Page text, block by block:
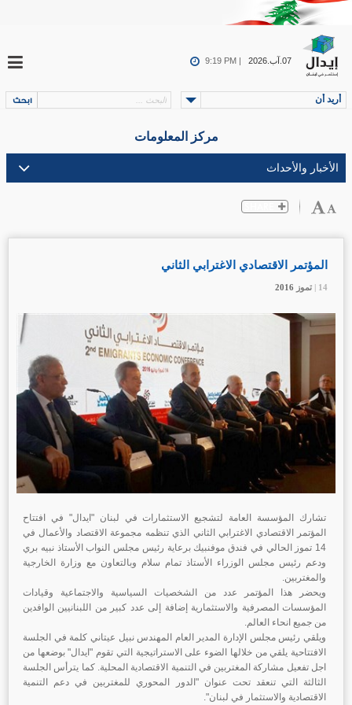
07.آب.2026 9:19 PM |
أريد أن
مركز المعلومات
14 | تموز
المؤتمر الاقتصادي الاغترابي الثاني
14 | تموز 14 | تموز
تشارك المؤسسة العامة لتشجيع الاستثمارات في لبنان "ايدال" في افتتاح
المؤتمر الاقتصادي الاغترابي الثاني الذي تنظمه مجموعة الاقتصاد والأعمال في
14 تموز الحالي في فندق موفنبيك برعاية رئيس مجلس النواب الأستاذ نبيه بري
ودعم رئيس مجلس الوزراء الأستاذ تمام سلام وبالتعاون مع وزارة الخارجية
والمغتربين.
ويحضر هذا المؤتمر عدد من الشخصيات السياسية والاجتماعية وقيادات
المؤسسات المصرفية والاستثمارية إضافة إلى عدد كبير من اللبنانيين الوافدين
من جميع انحاء العالم.
ويلقي رئيس مجلس الإدارة المدير العام المهندس نبيل عيتاني كلمة في الجلسة
الافتتاحية يلقي من خلالها الضوء على الاستراتيجية التي تقوم "ايدال" بوضعها من
اجل تفعيل مشاركة المغتربين في التنمية الاقتصادية المحلية. كما يترأس الجلسة
الثالثة التي تنعقد تحت عنوان "الدور المحوري للمغتربين في دعم التنمية
الاقتصادية والاستثمار في لبنان".